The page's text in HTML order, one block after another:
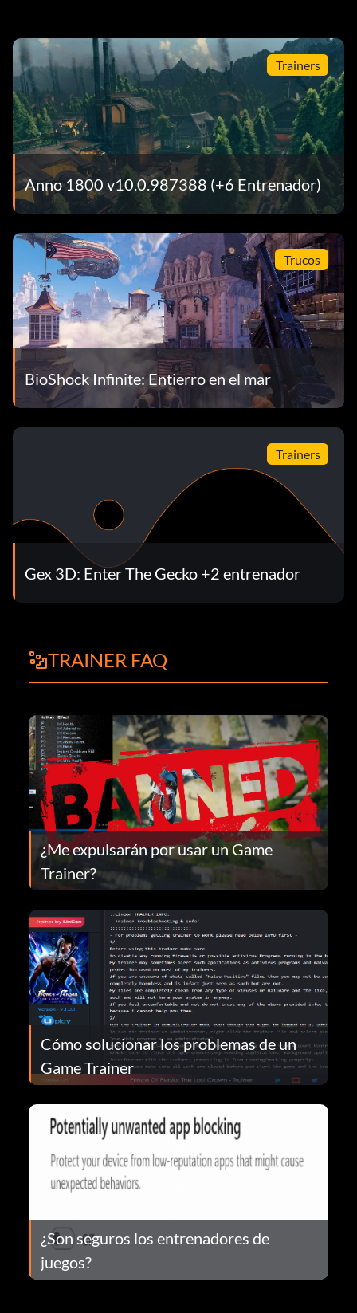
Trainers
Anno 1800 v10.0.987388 (+6 Entrenador)
Trucos
BioShock Infinite: Entierro en el mar
Trainers
Gex 3D: Enter The Gecko +2 entrenador
TRAINER FAQ
¿Me expulsarán por usar un Game
Trainer?
Cómo solucionar los problemas de un
Game Trainer
¿Son seguros los entrenadores de
juegos?